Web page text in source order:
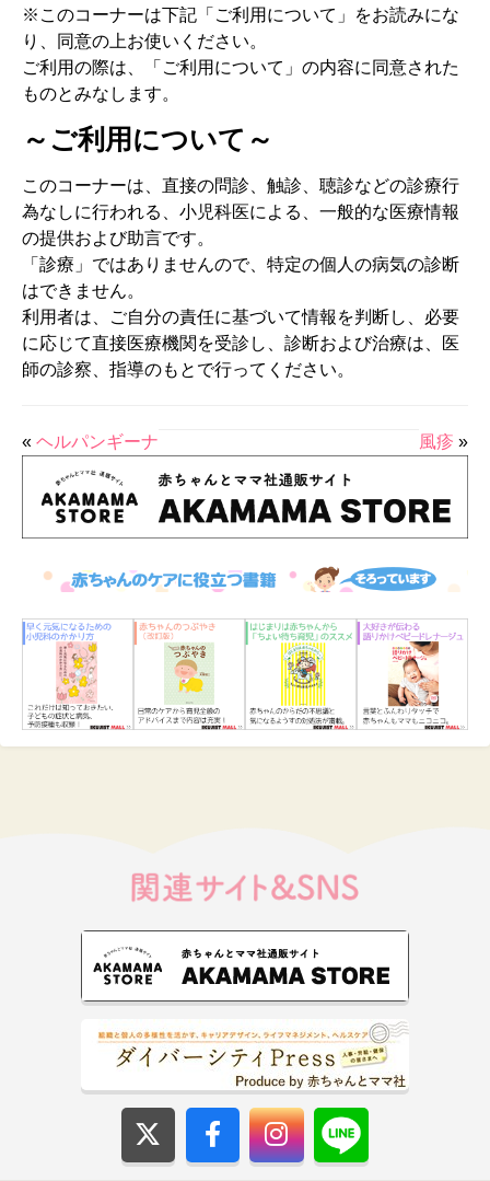
※このコーナーは下記「ご利用について」をお読みにな
り、同意の上お使いください。
ご利用の際は、「ご利用について」の内容に同意された
ものとみなします。
～ご利用について～
このコーナーは、直接の問診、触診、聴診などの診療行
為なしに行われる、小児科医による、一般的な医療情報
の提供および助言です。
「診療」ではありませんので、特定の個人の病気の診断
はできません。
利用者は、ご自分の責任に基づいて情報を判断し、必要
に応じて直接医療機関を受診し、診断および治療は、医
師の診察、指導のもとで行ってください。
« ヘルパンギーナ 風疹 »